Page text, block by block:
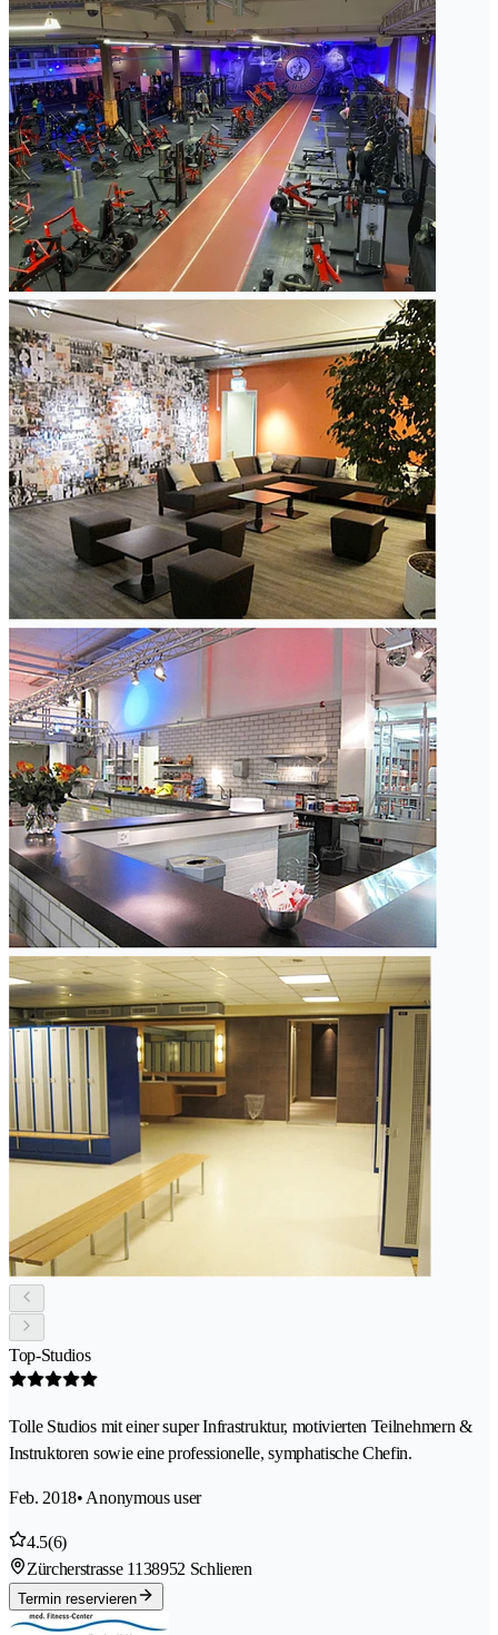
Top-Studios
Tolle Studios mit einer super Infrastruktur, motivierten Teilnehmern &
Instruktoren sowie eine professionelle, symphatische Chefin.
Feb. 2018• Anonymous user
4.5(6)
Zürcherstrasse 1138952 Schlieren
Termin reservieren